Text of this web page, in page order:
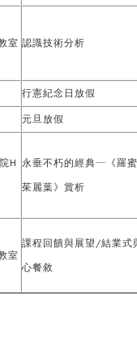
室 認識技術分析
行憲紀念日放假
元旦放假
H 永垂不朽的經典─《羅
茱麗葉》賞析
室
課程回饋與展望/結業式
心餐敘